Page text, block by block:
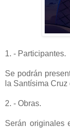
1. - Participantes.
Se podrán
la Santísima Cruz
2. - Obras.
Serán originales